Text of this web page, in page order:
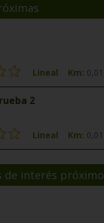
Lineal
Km: 0,01
2
Lineal
Km: 0,01
de interés